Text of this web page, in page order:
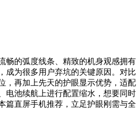
畅的弧度线条、精致的机身观感拥有
成为很多用户弃坑的关键原因。对比
，再加上先天的护眼显示优势，适配
电池续航上进行配置缩水，想要同时
篇直屏手机推荐，立足护眼刚需与全